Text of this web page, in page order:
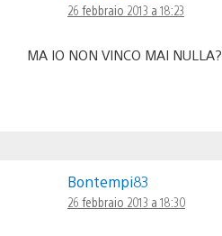
26 febbraio 2013 a 18:23
MA IO NON VINCO MAI NULLA?
Bontempi83
26 febbraio 2013 a 18:30